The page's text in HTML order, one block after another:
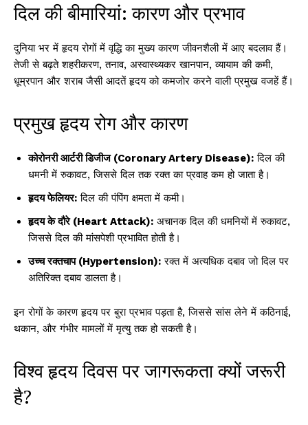
दिल की बीमारियां: कारण और प्रभाव
दुनिया भर में हृदय रोगों में वृद्धि का मुख्य कारण जीवनशैली में आए बदलाव हैं।
तेजी से बढ़ते शहरीकरण, तनाव, अस्वास्थ्यकर खानपान, व्यायाम की कमी,
धूम्रपान और शराब जैसी आदतें हृदय को कमजोर करने वाली प्रमुख वजहें हैं।
प्रमुख हृदय रोग और कारण
कोरोनरी आर्टरी डिजीज (Coronary Artery Disease): दिल की
धमनी में रुकावट, जिससे दिल तक रक्त का प्रवाह कम हो जाता है।
हृदय फेलियर: दिल की पंपिंग क्षमता में कमी।
हृदय के दौरे (Heart Attack): अचानक दिल की धमनियों में रुकावट,
जिससे दिल की मांसपेशी प्रभावित होती है।
उच्च रक्तचाप (Hypertension): रक्त में अत्यधिक दबाव जो दिल पर
अतिरिक्त दबाव डालता है।
इन रोगों के कारण हृदय पर बुरा प्रभाव पड़ता है, जिससे सांस लेने में कठिनाई,
थकान, और गंभीर मामलों में मृत्यु तक हो सकती है।
विश्व हृदय दिवस पर जागरूकता क्यों जरूरी
है?